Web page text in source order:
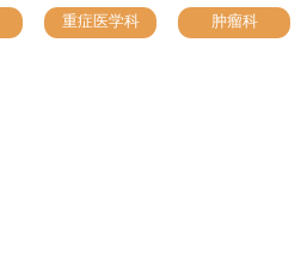
重症医学科 肿瘤科